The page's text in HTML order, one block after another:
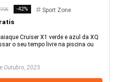
-42% Sport Zone
Cruiser X1 verde e azul da XQ
o seu tempo livre na piscina ou
Outubro, 2025